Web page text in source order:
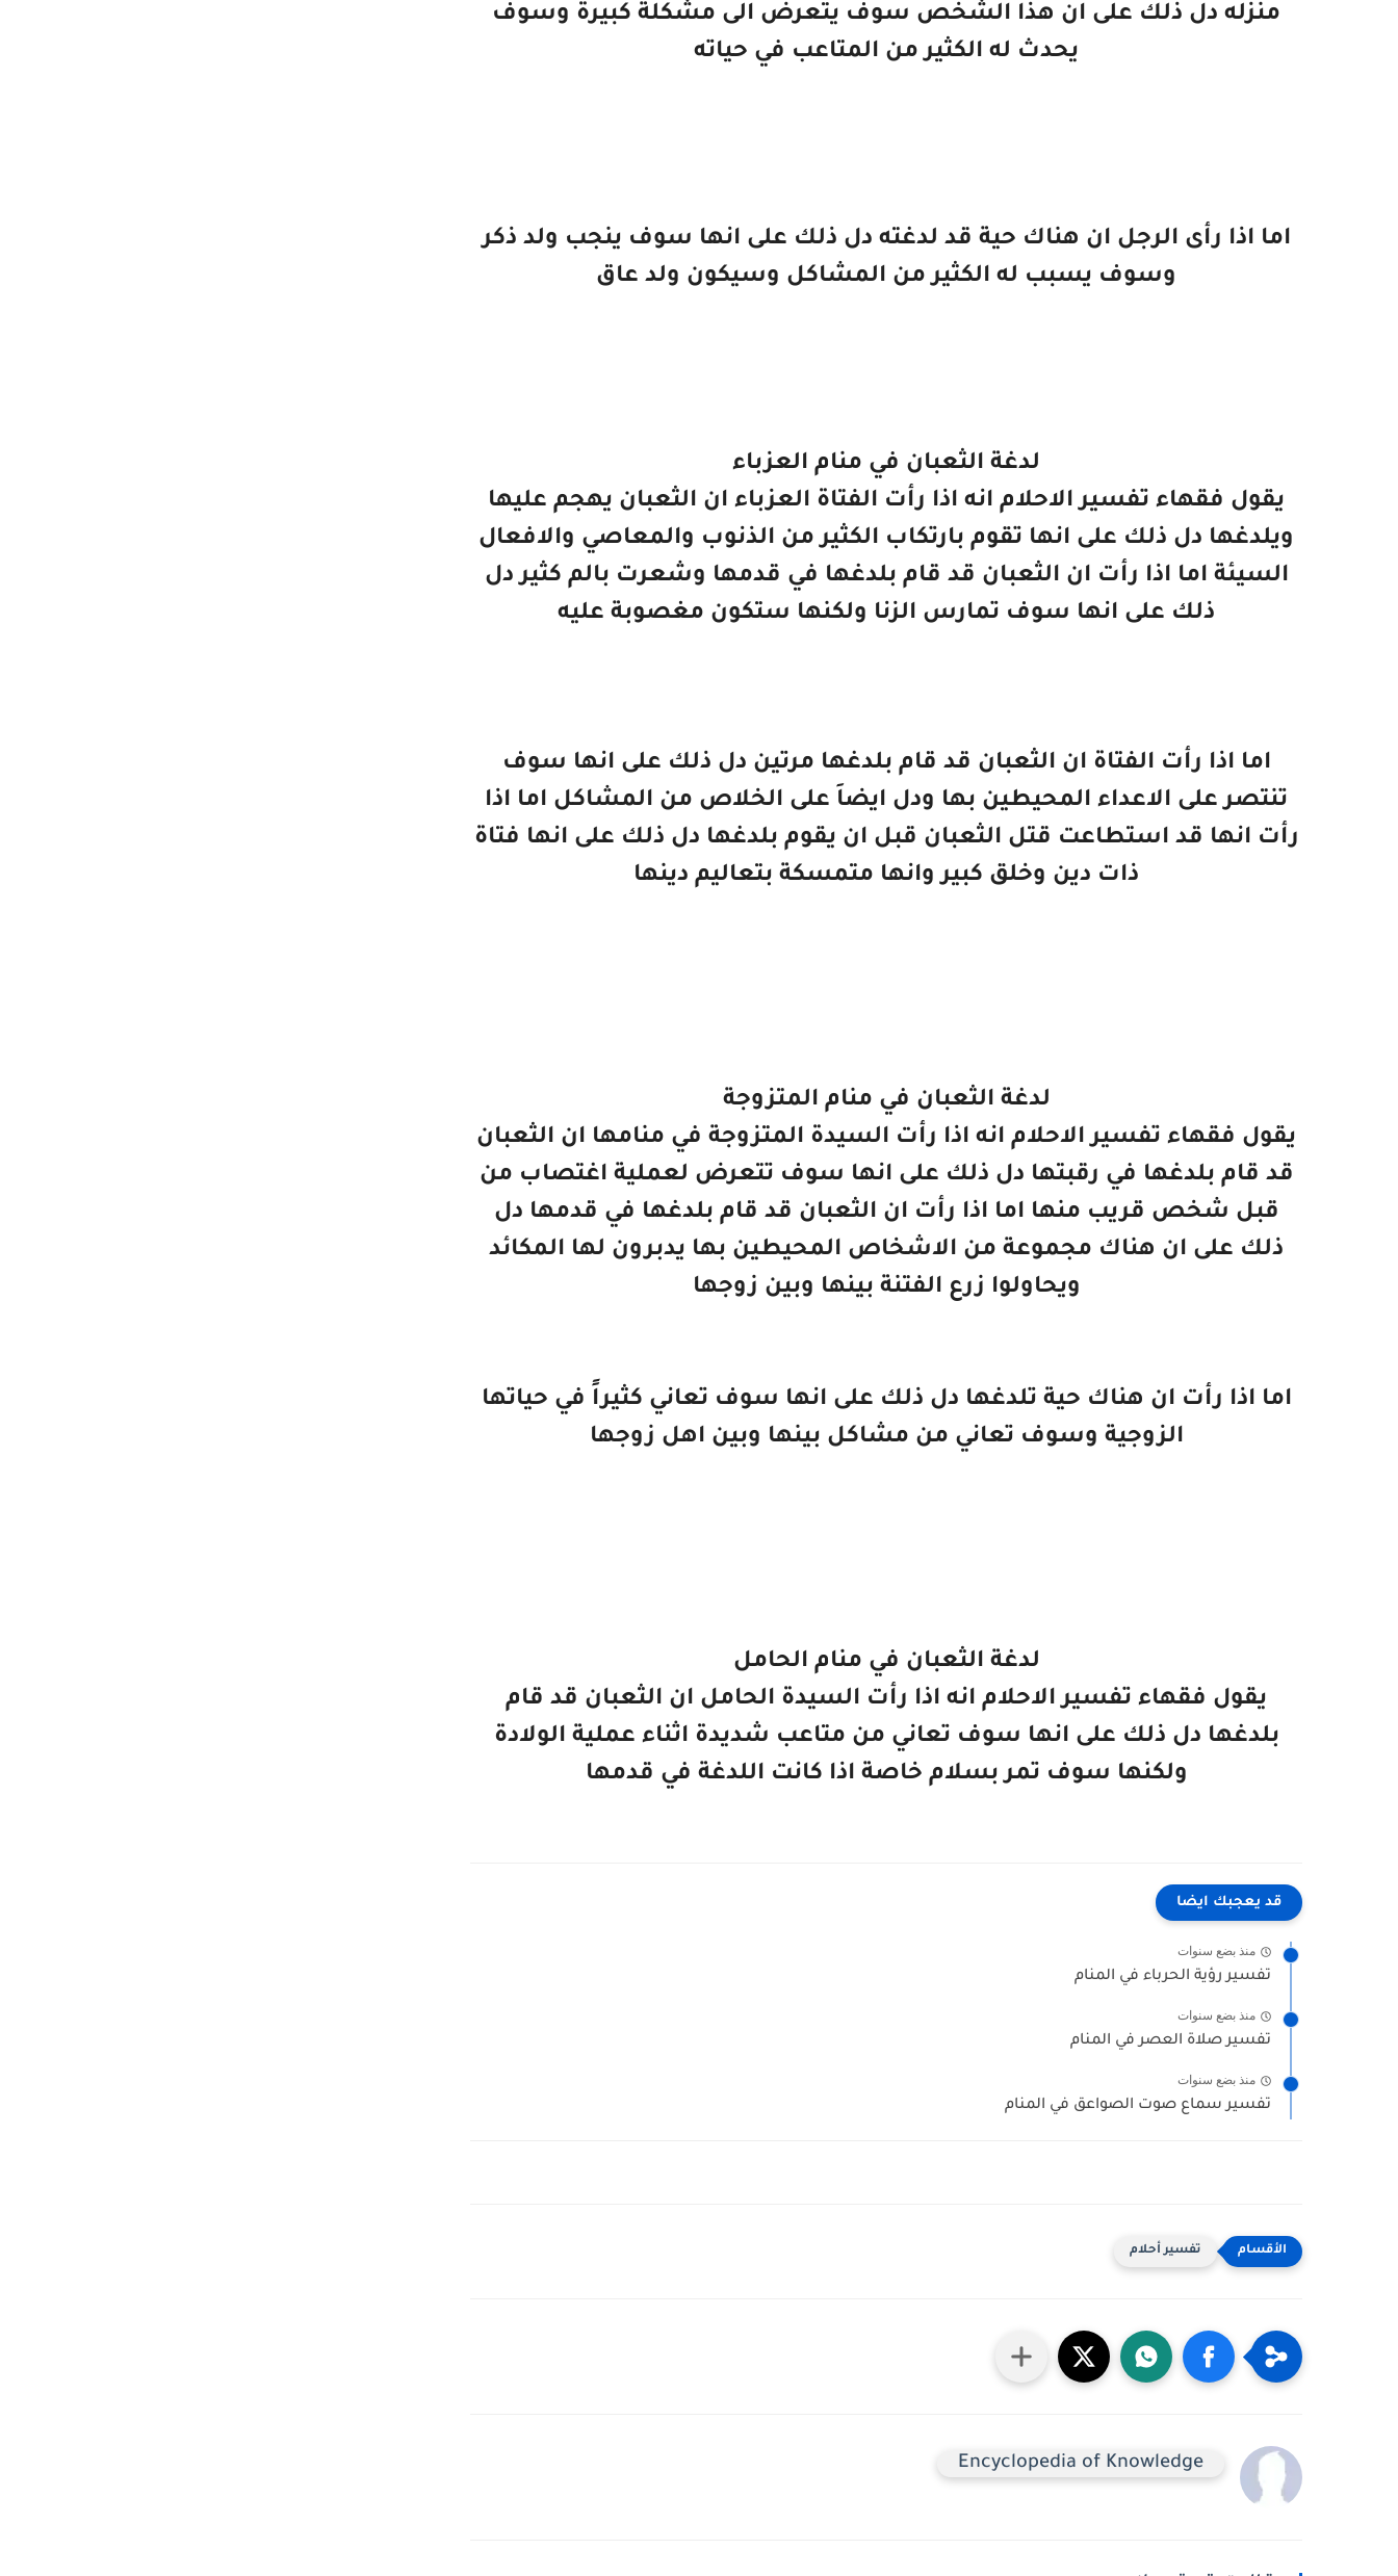
منزله دل ذلك على ان هذا الشخص سوف يتعرض الى مشكلة كبيرة وسوف
يحدث له الكثير من المتاعب في حياته
اما اذا رأى الرجل ان هناك حية قد لدغته دل ذلك على انها سوف ينجب ولد ذكر
وسوف يسبب له الكثير من المشاكل وسيكون ولد عاق
لدغة الثعبان في منام العزباء
يقول فقهاء تفسير الاحلام انه اذا رأت الفتاة العزباء ان الثعبان يهجم عليها
ويلدغها دل ذلك على انها تقوم بارتكاب الكثير من الذنوب والمعاصي والافعال
السيئة اما اذا رأت ان الثعبان قد قام بلدغها في قدمها وشعرت بالم كثير دل
ذلك على انها سوف تمارس الزنا ولكنها ستكون مغصوبة عليه
اما اذا رأت الفتاة ان الثعبان قد قام بلدغها مرتين دل ذلك على انها سوف
تنتصر على الاعداء المحيطين بها ودل ايضاَ على الخلاص من المشاكل اما اذا
رأت انها قد استطاعت قتل الثعبان قبل ان يقوم بلدغها دل ذلك على انها فتاة
ذات دين وخلق كبير وانها متمسكة بتعاليم دينها
لدغة الثعبان في منام المتزوجة
يقول فقهاء تفسير الاحلام انه اذا رأت السيدة المتزوجة في منامها ان الثعبان
قد قام بلدغها في رقبتها دل ذلك على انها سوف تتعرض لعملية اغتصاب من
قبل شخص قريب منها اما اذا رأت ان الثعبان قد قام بلدغها في قدمها دل
ذلك على ان هناك مجموعة من الاشخاص المحيطين بها يدبرون لها المكائد
ويحاولوا زرع الفتنة بينها وبين زوجها
اما اذا رأت ان هناك حية تلدغها دل ذلك على انها سوف تعاني كثيراً في حياتها
الزوجية وسوف تعاني من مشاكل بينها وبين اهل زوجها
لدغة الثعبان في منام الحامل
يقول فقهاء تفسير الاحلام انه اذا رأت السيدة الحامل ان الثعبان قد قام
بلدغها دل ذلك على انها سوف تعاني من متاعب شديدة اثناء عملية الولادة
ولكنها سوف تمر بسلام خاصة اذا كانت اللدغة في قدمها
قد يعجبك ايضا
منذ بضع سنوات
تفسير رؤية الحرباء في المنام
منذ بضع سنوات
تفسير صلاة العصر في المنام
منذ بضع سنوات
تفسير سماع صوت الصواعق في المنام
تفسير أحلام
Encyclopedia of Knowledge